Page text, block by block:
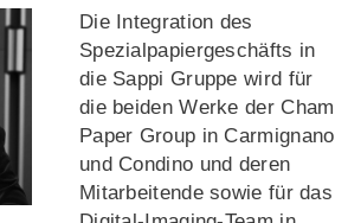
Die Integration des
Spezialpapiergeschäfts in
die Sappi Gruppe wird für
die beiden Werke der Cham
Paper Group in Carmignano
und Condino und deren
Mitarbeitende sowie für das